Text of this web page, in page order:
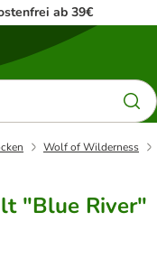
ab 39€
Wolf of Wilderness
"Blue River"